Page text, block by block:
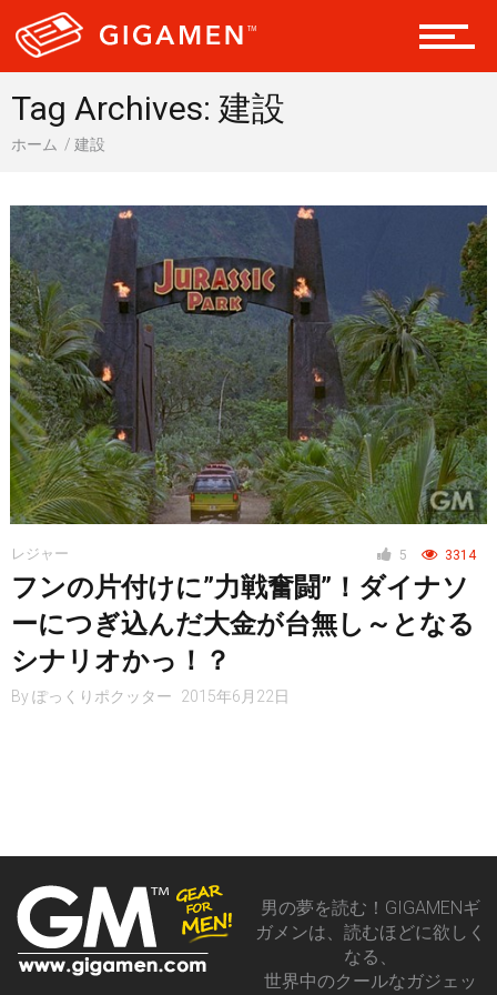
ドライブ 車
ギア
テック
レジャー
ヘルス・健康
スタイル
スマートフォン
Tag Archives: 建設
ホーム 建設
5 3314
レジャー
フンの片付けに”力戦奮闘”！ダイナソ
ーにつぎ込んだ大金が台無し～となる
シナリオかっ！？
By ぽっくりポクッター 2015年6月22日
男の夢を読む！GIGAMENギ
ガメンは、読むほどに欲しく
なる、
世界中のクールなガジェッ